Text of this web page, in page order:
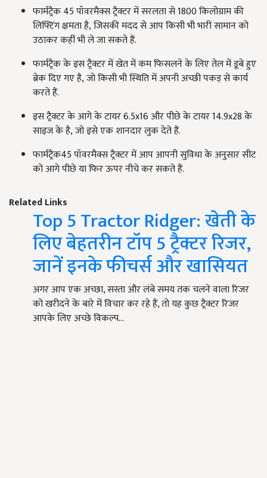
फार्मट्रैक 45पॉवरमैक्स ट्रैक्टर में सरलता से1800किलोग्राम की
लिफ्टिंग क्षमता है, जिसकी मदद से आप किसी भी भारी सामान को
उठाकर कहीं भी ले जा सकते हैं.
फार्मट्रैक के इस ट्रैक्टर में खेत में कम फिसलने के लिए तेल में डूबे हुए
ब्रेक दिए गए है, जो किसी भी स्थिति में अपनी अच्छी पकड़ से कार्य
करते हैं.
इस ट्रैक्टर के आगे के टायर 6.5x16और पीछे के टायर14.9x28के
साइज के है, जो इसे एक शानदार लुक देते हैं.
फार्मट्रैक45पॉवरमैक्स ट्रैक्टर में आप आपनी सुविधा के अनुसार सीट
को आगे पीछे या फिर ऊपर नीचे कर सकते हैं.
Related Links
Top 5 Tractor Ridger: खेती के
लिए बेहतरीन टॉप 5 ट्रैक्टर रिजर,
जानें इनके फीचर्स और खासियत
अगर आप एक अच्छा, सस्ता और लंबे समय तक चलने वाला रिजर
को खरीदने के बारे में विचार कर रहे हैं, तो यह कुछ ट्रैक्टर रिजर
आपके लिए अच्छे विकल्प…